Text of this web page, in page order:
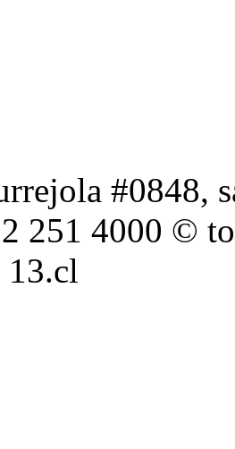
#0848,
251 4000 ©
13.cl